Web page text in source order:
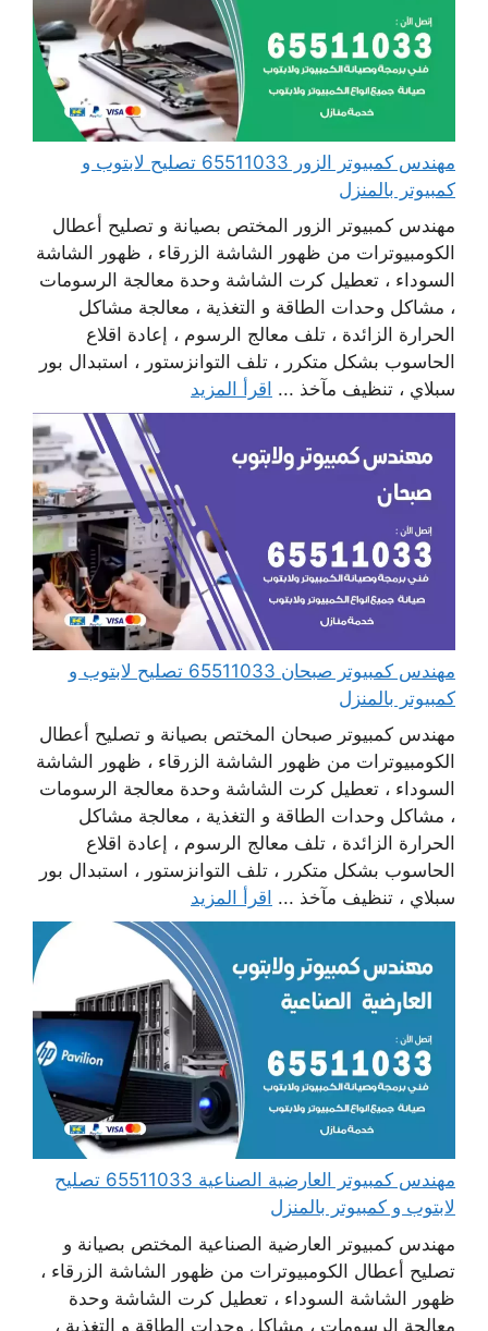
مهندس كمبيوتر الزور 65511033 تصليح لابتوب و
كمبيوتر بالمنزل
مهندس كمبيوتر الزور المختص بصيانة و تصليح أعطال
الكومبيوترات من ظهور الشاشة الزرقاء ، ظهور الشاشة
السوداء ، تعطيل كرت الشاشة وحدة معالجة الرسومات
، مشاكل وحدات الطاقة و التغذية ، معالجة مشاكل
الحرارة الزائدة ، تلف معالج الرسوم ، إعادة اقلاع
الحاسوب بشكل متكرر ، تلف التوانزستور ، استبدال بور
سبلاي ، تنظيف مآخذ ... اقرأ المزيد
مهندس كمبيوتر صبحان 65511033 تصليح لابتوب و
كمبيوتر بالمنزل
مهندس كمبيوتر صبحان المختص بصيانة و تصليح أعطال
الكومبيوترات من ظهور الشاشة الزرقاء ، ظهور الشاشة
السوداء ، تعطيل كرت الشاشة وحدة معالجة الرسومات
، مشاكل وحدات الطاقة و التغذية ، معالجة مشاكل
الحرارة الزائدة ، تلف معالج الرسوم ، إعادة اقلاع
الحاسوب بشكل متكرر ، تلف التوانزستور ، استبدال بور
سبلاي ، تنظيف مآخذ ... اقرأ المزيد
مهندس كمبيوتر العارضية الصناعية 65511033 تصليح
لابتوب و كمبيوتر بالمنزل
مهندس كمبيوتر العارضية الصناعية المختص بصيانة و
تصليح أعطال الكومبيوترات من ظهور الشاشة الزرقاء ،
ظهور الشاشة السوداء ، تعطيل كرت الشاشة وحدة
معالجة الرسومات ، مشاكل وحدات الطاقة و التغذية ،